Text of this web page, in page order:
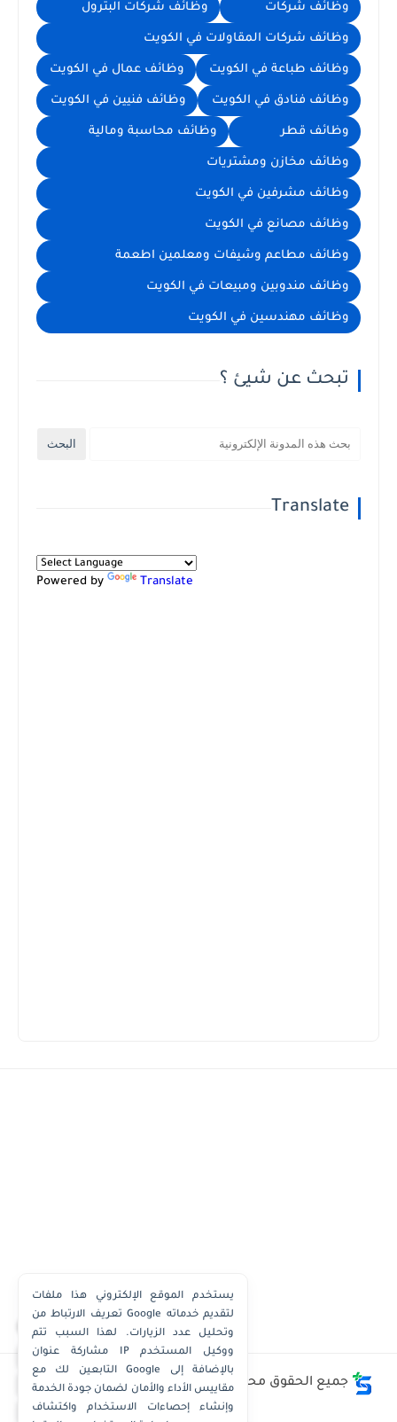
واتساب الكويت
واتساب قطر
واتساب عُمان
وظائف شركات وظائف شركات البترول
وظائف شركات المقاولات في الكويت
وظائف طباعة في الكويت وظائف عمال في الكويت
وظائف فنادق في الكويت وظائف فنيين في الكويت
وظائف قطر وظائف محاسبة ومالية
وظائف مخازن ومشتريات
وظائف مشرفين في الكويت
وظائف مصانع في الكويت
وظائف مطاعم وشيفات ومعلمين اطعمة
وظائف مندوبين ومبيعات في الكويت
وظائف مهندسين في الكويت
تبحث عن شيئ ؟
Translate
Powered by Translate
جميع الحقوق محفوظة ©
وظائف الكويت توداي - Kuwait
Jobs Today
يستخدم الموقع الإلكتروني هذا ملفات
تعريف الارتباط من Google لتقديم خدماته
وتحليل عدد الزيارات. لهذا السبب تتم
مشاركة عنوان IP ووكيل المستخدم
التابعين لك مع Google بالإضافة إلى
مقاييس الأداء والأمان لضمان جودة الخدمة
وإنشاء إحصاءات الاستخدام واكتشاف